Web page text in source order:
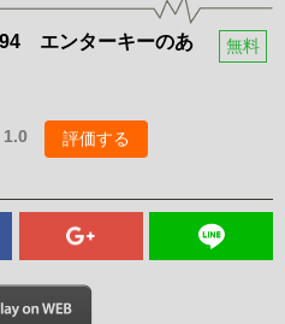
エンターキーのあ
無料
1.0 評価する